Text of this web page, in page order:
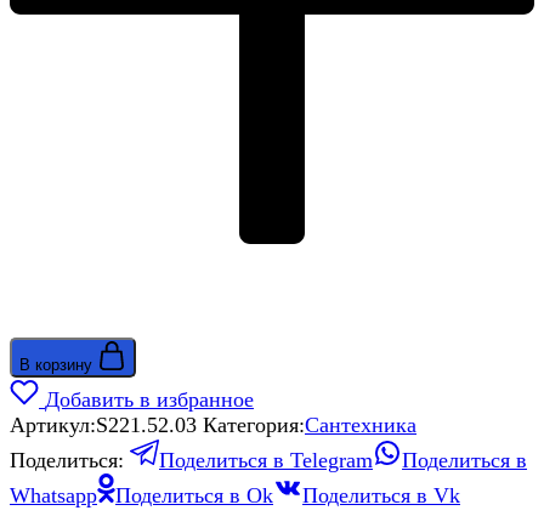
В корзину
Добавить в избранное
Артикул:S221.52.03 Категория:Сантехника
Поделиться:
Поделиться в Telegram
Поделиться в
Whatsapp
Поделиться в Ok
Поделиться в Vk